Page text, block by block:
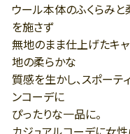
ウール本体のふくらみ
を施さず
無地のまま仕上げたキ
地の柔らかな
質感を生かし、スポーテ
ンコーデに
ぴったりな一品に。